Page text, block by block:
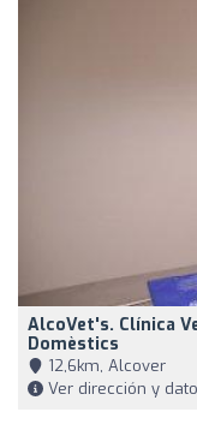
AlcoVet's. Clínica
Domèstics
12,6km, Alcover
Ver dirección y